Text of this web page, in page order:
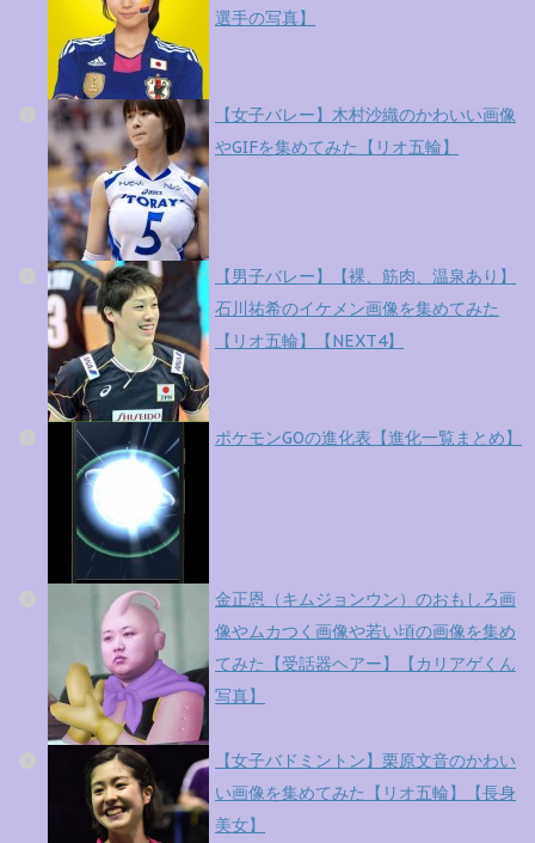
選手の写真】
【女子バレー】木村沙織のかわいい画像
やGIFを集めてみた【リオ五輪】
【男子バレー】【裸、筋肉、温泉あり】
石川祐希のイケメン画像を集めてみた
【リオ五輪】【NEXT4】
ポケモンGOの進化表【進化一覧まとめ】
金正恩（キムジョンウン）のおもしろ画
像やムカつく画像や若い頃の画像を集め
てみた【受話器ヘアー】【カリアゲくん
写真】
【女子バドミントン】栗原文音のかわい
い画像を集めてみた【リオ五輪】【長身
美女】